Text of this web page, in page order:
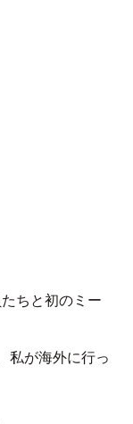
ちと初のミー
私が海外に行っ